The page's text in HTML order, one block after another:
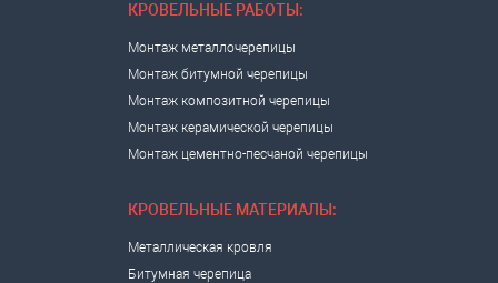
КРОВЕЛЬНЫЕ РАБОТЫ:
Монтаж металлочерепицы
Монтаж битумной черепицы
Монтаж композитной черепицы
Монтаж керамической черепицы
Монтаж цементно-песчаной черепицы
КРОВЕЛЬНЫЕ МАТЕРИАЛЫ:
Металлическая кровля
Битумная черепица